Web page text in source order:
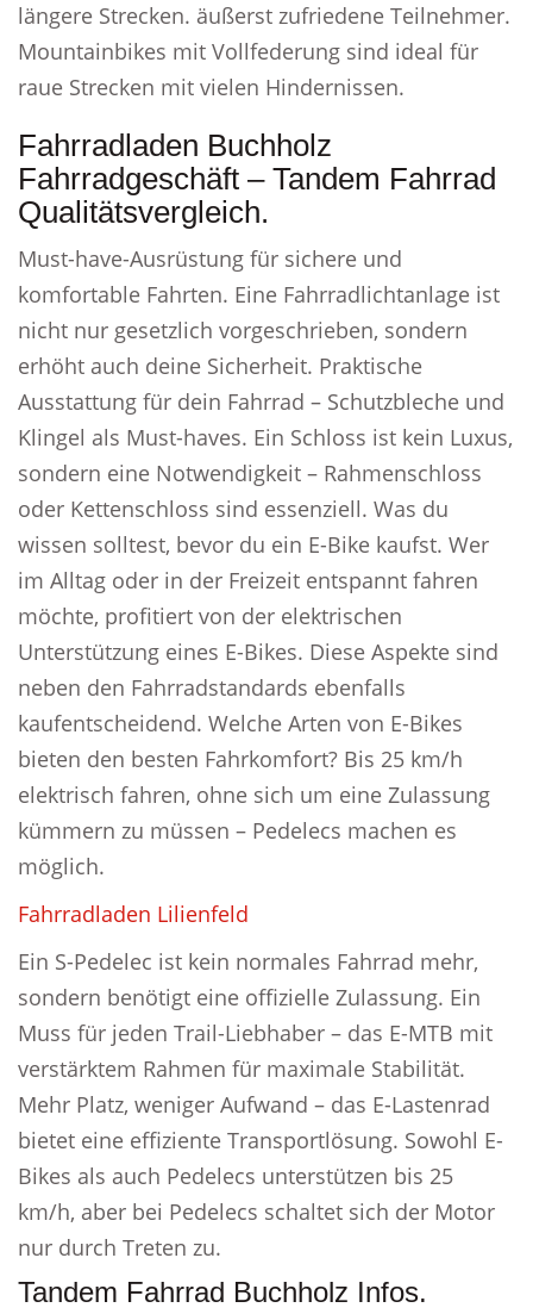
längere Strecken. äußerst zufriedene Teilnehmer.
Mountainbikes mit Vollfederung sind ideal für
raue Strecken mit vielen Hindernissen.
Fahrradladen Buchholz
Fahrradgeschäft – Tandem Fahrrad
Qualitätsvergleich.
Must-have-Ausrüstung für sichere und
komfortable Fahrten. Eine Fahrradlichtanlage ist
nicht nur gesetzlich vorgeschrieben, sondern
erhöht auch deine Sicherheit. Praktische
Ausstattung für dein Fahrrad – Schutzbleche und
Klingel als Must-haves. Ein Schloss ist kein Luxus,
sondern eine Notwendigkeit – Rahmenschloss
oder Kettenschloss sind essenziell. Was du
wissen solltest, bevor du ein E-Bike kaufst. Wer
im Alltag oder in der Freizeit entspannt fahren
möchte, profitiert von der elektrischen
Unterstützung eines E-Bikes. Diese Aspekte sind
neben den Fahrradstandards ebenfalls
kaufentscheidend. Welche Arten von E-Bikes
bieten den besten Fahrkomfort? Bis 25 km/h
elektrisch fahren, ohne sich um eine Zulassung
kümmern zu müssen – Pedelecs machen es
möglich.
Fahrradladen Lilienfeld
Ein S-Pedelec ist kein normales Fahrrad mehr,
sondern benötigt eine offizielle Zulassung. Ein
Muss für jeden Trail-Liebhaber – das E-MTB mit
verstärktem Rahmen für maximale Stabilität.
Mehr Platz, weniger Aufwand – das E-Lastenrad
bietet eine effiziente Transportlösung. Sowohl E-
Bikes als auch Pedelecs unterstützen bis 25
km/h, aber bei Pedelecs schaltet sich der Motor
nur durch Treten zu.
Tandem Fahrrad Buchholz Infos.